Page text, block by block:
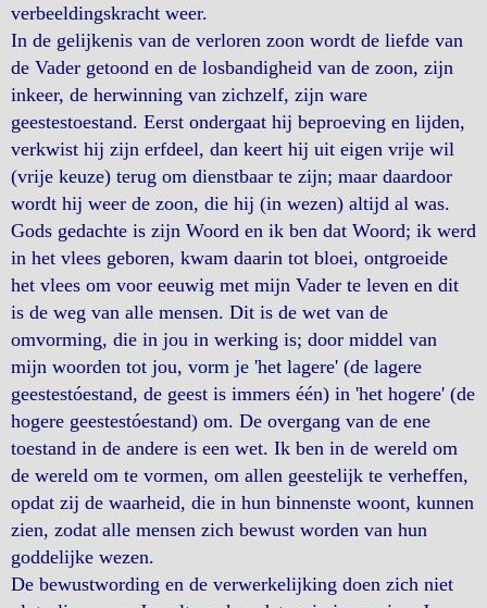
verbeeldingskracht weer.
In de gelijkenis van de verloren zoon wordt de liefde van
de Vader getoond en de losbandigheid van de zoon, zijn
inkeer, de herwinning van zichzelf, zijn ware
geestestoestand. Eerst ondergaat hij beproeving en lijden,
verkwist hij zijn erfdeel, dan keert hij uit eigen vrije wil
(vrije keuze) terug om dienstbaar te zijn; maar daardoor
wordt hij weer de zoon, die hij (in wezen) altijd al was.
Gods gedachte is zijn Woord en ik ben dat Woord; ik werd
in het vlees geboren, kwam daarin tot bloei, ontgroeide
het vlees om voor eeuwig met mijn Vader te leven en dit
is de weg van alle mensen. Dit is de wet van de
omvorming, die in jou in werking is; door middel van
mijn woorden tot jou, vorm je 'het lagere' (de lagere
geestestóestand, de geest is immers één) in 'het hogere' (de
hogere geestestóestand) om. De overgang van de ene
toestand in de andere is een wet. Ik ben in de wereld om
de wereld om te vormen, om allen geestelijk te verheffen,
opdat zij de waarheid, die in hun binnenste woont, kunnen
zien, zodat alle mensen zich bewust worden van hun
goddelijke wezen.
De bewustwording en de verwerkelijking doen zich niet